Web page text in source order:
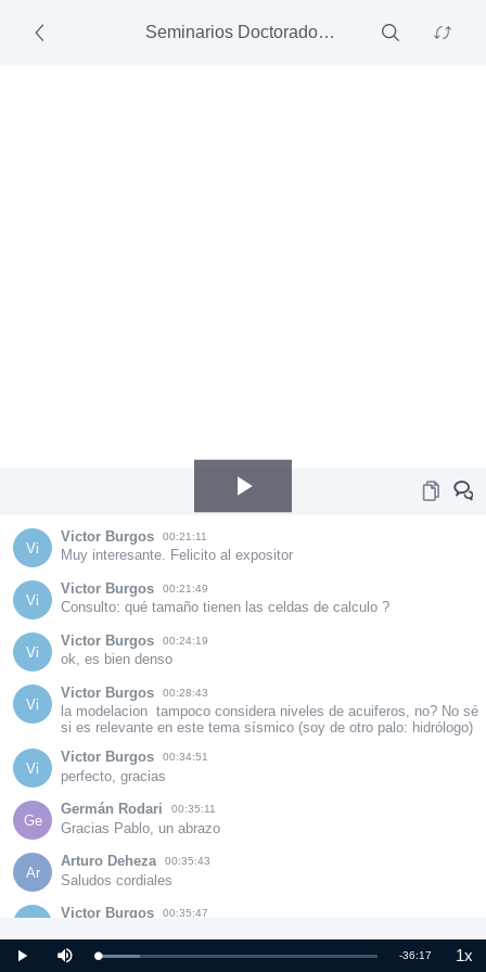
Seminarios Doctorado en Ingenería Civil
Play
Video
Play Mute Loaded:
Remaining
-36:17 1x
Vi
Victor Burgos 00:21:11
Muy interesante. Felicito al expositor
Vi
Victor Burgos 00:21:49
Consulto: qué tamaño tienen las celdas de calculo ?
Vi
Victor Burgos 00:24:19
ok, es bien denso
Vi
Victor Burgos 00:28:43
la modelacion  tampoco considera niveles de acuiferos, no? No sé
si es relevante en este tema sísmico (soy de otro palo: hidrólogo)
Vi
Victor Burgos 00:34:51
perfecto, gracias
Ge
Germán Rodari 00:35:11
Gracias Pablo, un abrazo
Ar
Arturo Deheza 00:35:43
Saludos cordiales
Victor Burgos 00:35:47